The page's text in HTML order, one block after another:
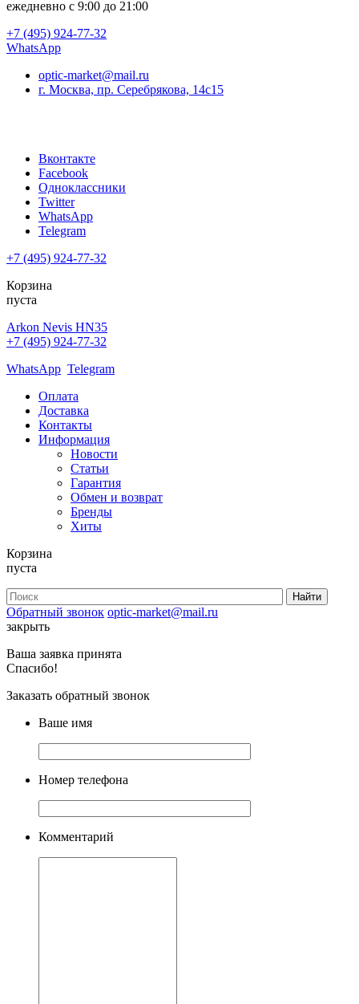
ежедневно с 9:00 до 21:00
+7 (495) 924-77-32
WhatsApp
optic-market@mail.ru
г. Москва, пр. Серебрякова, 14с15
Вконтакте
Facebook
Одноклассники
Twitter
WhatsApp
Telegram
+7 (495) 924-77-32
Корзина
пуста
Arkon Nevis HN35
+7 (495) 924-77-32
WhatsApp Telegram
Оплата
Доставка
Контакты
Информация
Новости
Статьи
Гарантия
Обмен и возврат
Бренды
Хиты
Корзина
пуста
Обратный звонок optic-market@mail.ru
закрыть
Ваша заявка принята
Спасибо!
Заказать обратный звонок
Ваше имя
Номер телефона
Комментарий